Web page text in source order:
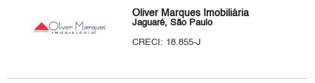
Oliver Marques Imobiliária
Jaguaré, São Paulo
CRECI: 18.855-J